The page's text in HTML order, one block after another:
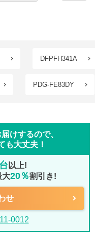
DFPFH341A
PDG-FE83DY
けするので、
も大丈夫！
以上!
大20％割引き!
せ
0012